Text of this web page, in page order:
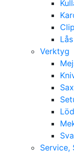
Verktyg
Service,